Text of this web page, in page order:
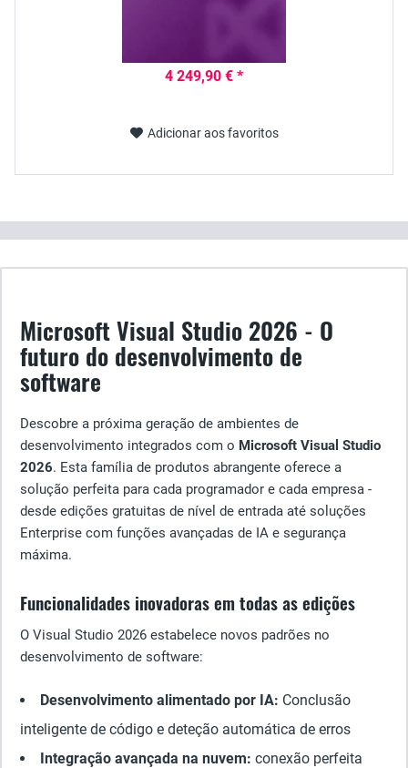
4 249,90 € *
Adicionar aos favoritos
Microsoft Visual Studio 2026 - O
futuro do desenvolvimento de
software
Descobre a próxima geração de ambientes de
desenvolvimento integrados com o Microsoft Visual Studio
2026. Esta família de produtos abrangente oferece a
solução perfeita para cada programador e cada empresa -
desde edições gratuitas de nível de entrada até soluções
Enterprise com funções avançadas de IA e segurança
máxima.
Funcionalidades inovadoras em todas as edições
O Visual Studio 2026 estabelece novos padrões no
desenvolvimento de software:
Desenvolvimento alimentado por IA: Conclusão
inteligente de código e deteção automática de erros
Integração avançada na nuvem: conexão perfeita